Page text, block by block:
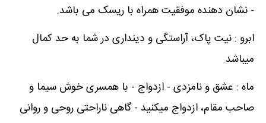
- نشان دهنده موفقیت همراه با ریسک می باشد.
ابرو : نیت پاک، آراستگی و دینداری در شما به حد کمال
میباشد.
ماه : عشق و نامزدی - ازدواج - با همسری خوش سیما و
صاحب مقام، ازدواج میکنید - گاهی ناراحتی روحی و روانی